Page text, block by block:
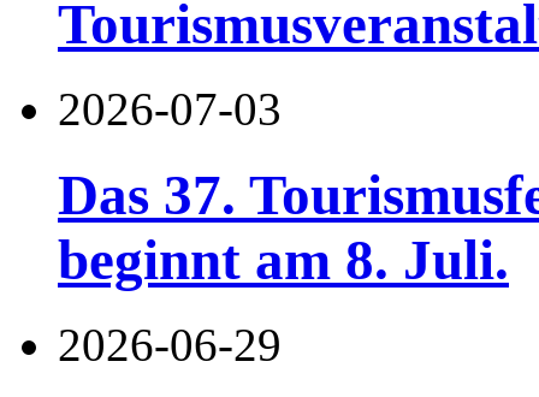
2026-07-03
Das 37.
beginnt am 8. Juli.
2026-06-29